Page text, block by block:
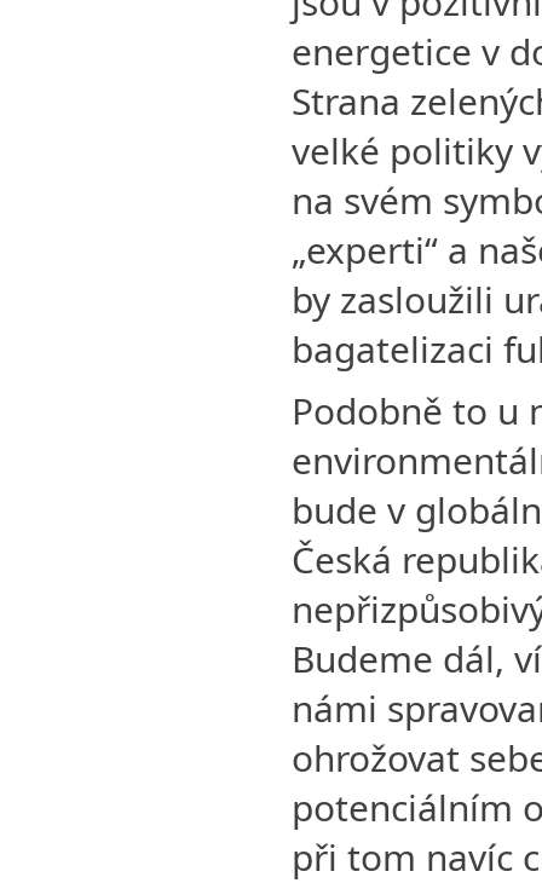
energetice v
Strana
velké politiky
na svém
„experti“ a
by zasloužili
bagatelizaci
Podobně to u
bude v
Česká
Budeme dál,
námi
ohrožovat
potenciálním
při tom navíc